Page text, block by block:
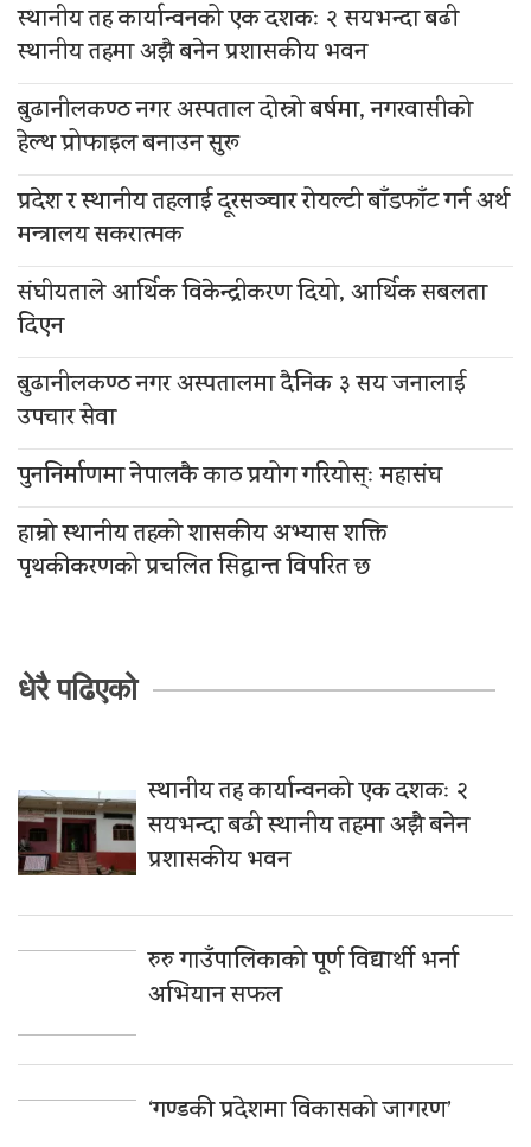
स्थानीय तह कार्यान्वनको एक दशकः २ सयभन्दा बढी
स्थानीय तहमा अझै बनेन प्रशासकीय भवन
बुढानीलकण्ठ नगर अस्पताल दोस्रो बर्षमा, नगरवासीको
हेल्थ प्रोफाइल बनाउन सुरू
प्रदेश र स्थानीय तहलाई दूरसञ्चार रोयल्टी बाँडफाँट गर्न अर्थ
मन्त्रालय सकरात्मक
संघीयताले आर्थिक विकेन्द्रीकरण दियो, आर्थिक सबलता
दिएन
बुढानीलकण्ठ नगर अस्पतालमा दैनिक ३ सय जनालाई
उपचार सेवा
पुननिर्माणमा नेपालकै काठ प्रयोग गरियोस्ः महासंघ
हाम्रो स्थानीय तहको शासकीय अभ्यास शक्ति
पृथकीकरणको प्रचलित सिद्धान्त विपरित छ
धेरै पढिएको
स्थानीय तह कार्यान्वनको एक दशकः २
सयभन्दा बढी स्थानीय तहमा अझै बनेन
प्रशासकीय भवन
रुरु गाउँपालिकाको पूर्ण विद्यार्थी भर्ना
अभियान सफल
‘गण्डकी प्रदेशमा विकासको जागरण’